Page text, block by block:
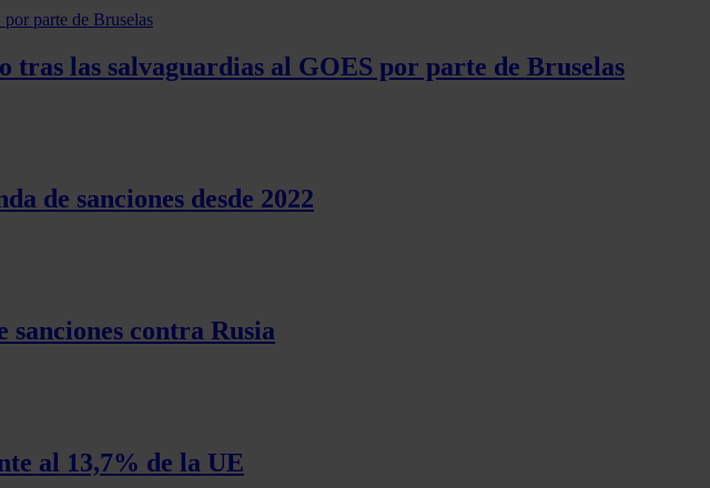
las salvaguardias al GOES por parte de Bruselas
de sanciones desde 2022
sanciones contra Rusia
al 13,7% de la UE